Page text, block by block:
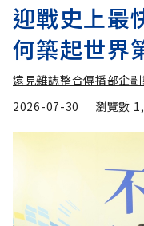
迎戰史上最
何築起世界
遠見雜誌整合傳播部企
2026-07-30
瀏覽數